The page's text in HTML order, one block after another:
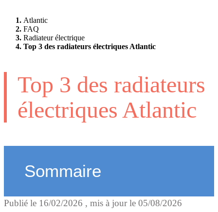
Atlantic
FAQ
Radiateur électrique
Top 3 des radiateurs électriques Atlantic
Top 3 des radiateurs
électriques Atlantic
Sommaire
Publié le 16/02/2026 , mis à jour le 05/08/2026